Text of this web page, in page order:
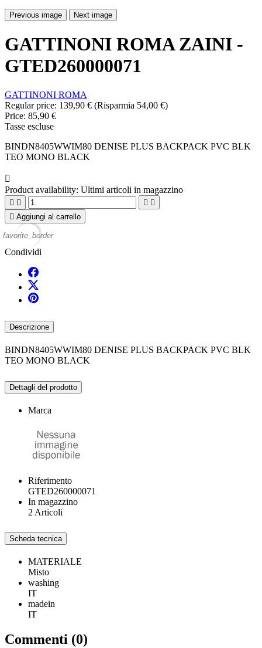
Previous image Next image
GATTINONI ROMA ZAINI -
GTED260000071
GATTINONI ROMA
Regular price: 139,90 € (Risparmia 54,00 €)
Price: 85,90 €
Tasse escluse
BINDN8405WWIM80 DENISE PLUS BACKPACK PVC BLK
TEO MONO BLACK

Product availability: Ultimi articoli in magazzino
   
 Aggiungi al carrello
favorite_border
Condividi
Descrizione
BINDN8405WWIM80 DENISE PLUS BACKPACK PVC BLK
TEO MONO BLACK
Dettagli del prodotto
Marca
Riferimento
GTED260000071
In magazzino
2 Articoli
Scheda tecnica
MATERIALE
Misto
washing
IT
madein
IT
Commenti (0)